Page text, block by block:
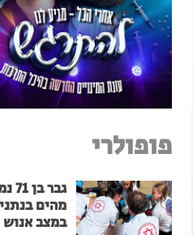
פופולרי
גבר
מהים
במצב אנוש